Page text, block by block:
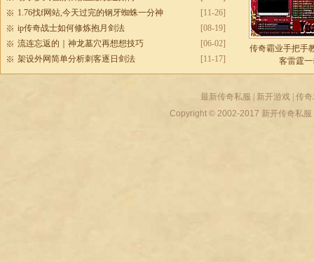
[11-26]
1.76找f网站,今天过完的钢牙蜘蛛一分神
[08-19]
ip传奇战士如何修炼抱月剑法
[06-02]
流连忘返的｜神龙墓穴再想想技巧
[11-17]
架设外网简单分析刺客逐日剑法
传奇霸业手把手
客雷霆
最新传奇私服 新开游戏 传
Copyright © 2002-2017 新开传奇私服